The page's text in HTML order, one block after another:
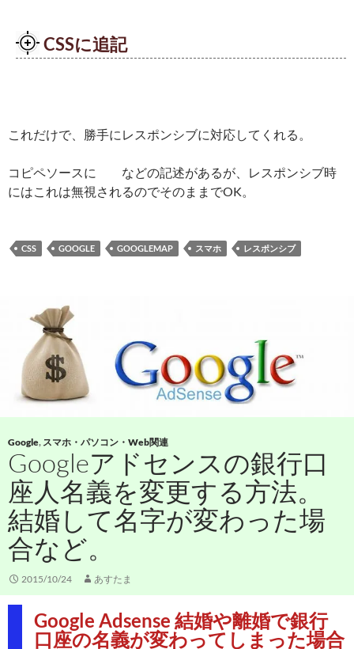
CSSに追記
これだけで、勝手にレスポンシブに対応してくれる。
コピペソースに などの記述があるが、レスポンシブ時
にはこれは無視されるのでそのままでOK。
CSS GOOGLE GOOGLEMAP スマホ レスポンシブ
Google, スマホ・パソコン・Web関連
Googleアドセンスの銀行口
座人名義を変更する方法。
結婚して名字が変わった場
合など。
2015/10/24 あすたま
Google Adsense 結婚や離婚で銀行
口座の名義が変わってしまった場合